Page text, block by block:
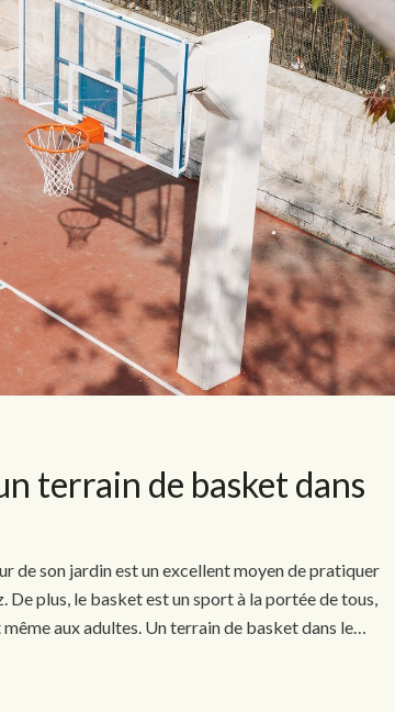
terrain de basket dans
de son jardin est un excellent moyen de pratiquer
De plus, le basket est un sport à la portée de tous,
aux adultes. Un terrain de basket dans le…